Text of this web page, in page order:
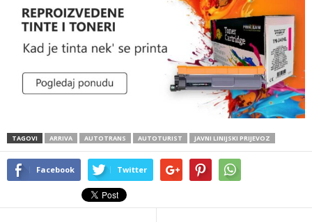
TAGOVI ARRIVA AUTOTRANS AUTOTURIST JAVNI LINIJSKI PRIJEVOZ
Facebook Twitter